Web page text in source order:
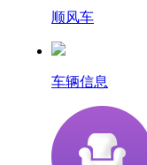
顺风车
车辆信息